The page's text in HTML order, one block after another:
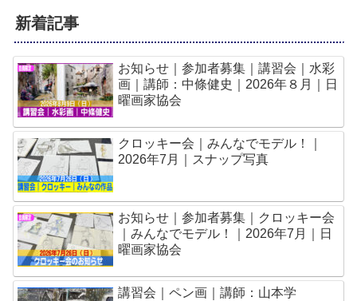
新着記事
お知らせ｜参加者募集｜講習会｜水彩
画｜講師：中條健史｜2026年８月｜日
曜画家協会
クロッキー会｜みんなでモデル！｜
2026年7月｜スナップ写真
お知らせ｜参加者募集｜クロッキー会
｜みんなでモデル！｜2026年7月｜日
曜画家協会
講習会｜ペン画｜講師：山本学